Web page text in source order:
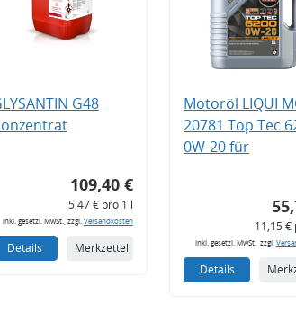
G48
109,40 €
5,47 € pro 1 l
inkl. gesetzl. MwSt., zzgl. Versandkosten
Details Merkzettel
Motoröl LIQUI
20781 Top Tec
0W-20 für
11,15 €
inkl. gesetzl. MwSt., zzgl.
Details